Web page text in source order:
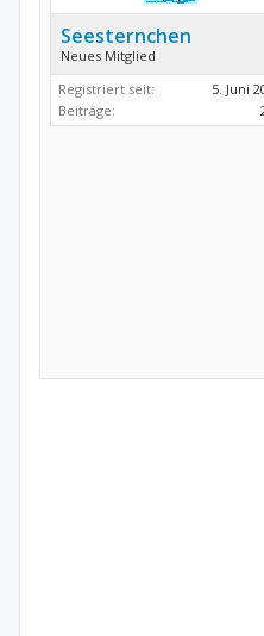
Seesternchen
Neues Mitglied
Registriert seit:
5. Juni
Beiträge: